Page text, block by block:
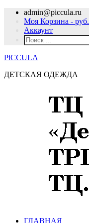
admin@piccula.ru
Моя Корзина - руб.
Аккаунт
PiCCULA
ДЕТСКАЯ ОДЕЖДА
ГЛАВНАЯ